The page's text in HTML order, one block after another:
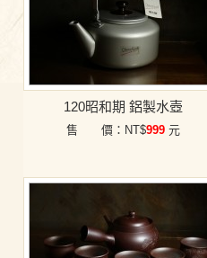
120昭和期 鋁製水壺
售 價：NT$999 元